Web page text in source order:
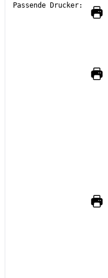
Passende Drucker: